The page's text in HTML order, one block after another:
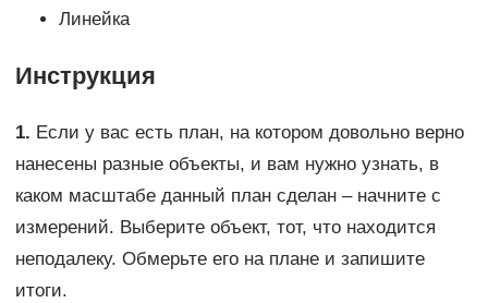
Линейка
Инструкция
1. Если у вас есть план, на котором довольно верно
нанесены разные объекты, и вам нужно узнать, в
каком масштабе данный план сделан – начните с
измерений. Выберите объект, тот, что находится
неподалеку. Обмерьте его на плане и запишите
итоги.